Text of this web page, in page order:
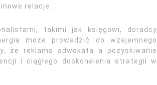
relacje.
takimi jak księgowi, doradcy
może prowadzić do wzajemnego
że reklama adwokata a pozyskiwanie
i ciągłego doskonalenia strategii w